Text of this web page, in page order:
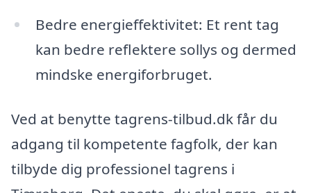
Bedre energieffektivitet: Et rent tag
kan bedre reflektere sollys og dermed
mindske energiforbruget.
Ved at benytte tagrens-tilbud.dk får du
adgang til kompetente fagfolk, der kan
tilbyde dig professionel tagrens i